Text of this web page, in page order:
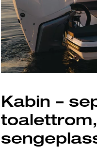
Kabin –